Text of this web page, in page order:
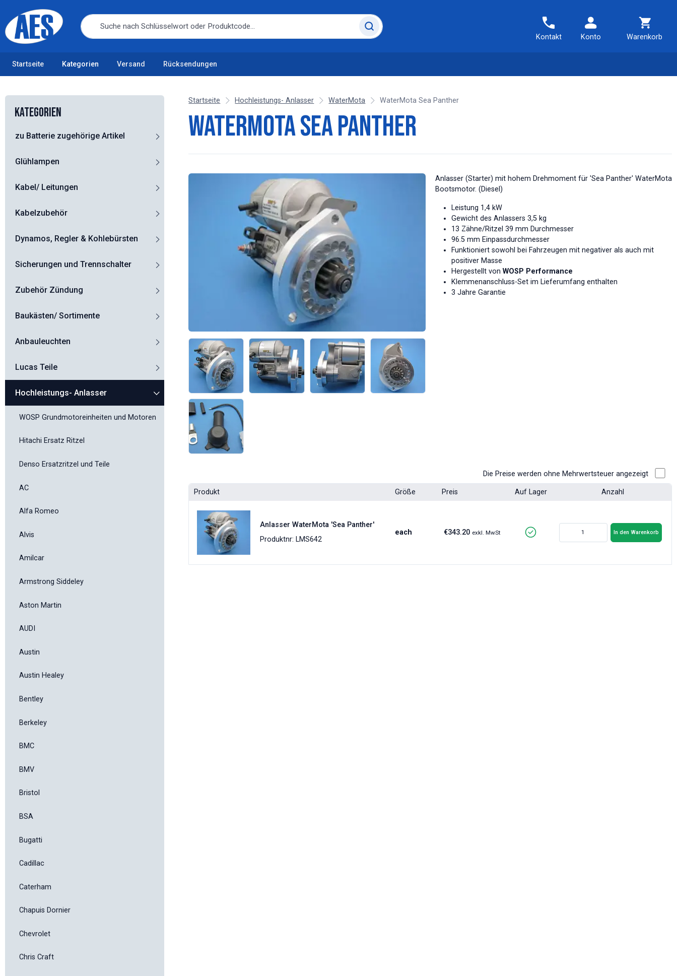
Kontakt Konto Warenkorb
Startseite Kategorien Versand Rücksendungen
Kategorien
zu Batterie zugehörige Artikel
Glühlampen
Kabel/ Leitungen
Kabelzubehör
Dynamos, Regler & Kohlebürsten
Sicherungen und Trennschalter
Zubehör Zündung
Baukästen/ Sortimente
Anbauleuchten
Lucas Teile
Hochleistungs- Anlasser
WOSP Grundmotoreinheiten und Motoren
Hitachi Ersatz Ritzel
Denso Ersatzritzel und Teile
AC
Alfa Romeo
Alvis
Amilcar
Armstrong Siddeley
Aston Martin
AUDI
Austin
Austin Healey
Bentley
Berkeley
BMC
BMV
Bristol
BSA
Bugatti
Cadillac
Caterham
Chapuis Dornier
Chevrolet
Chris Craft
Startseite Hochleistungs- Anlasser WaterMota WaterMota Sea Panther
WaterMota Sea Panther
Anlasser (Starter) mit hohem Drehmoment für 'Sea Panther' WaterMota
Bootsmotor. (Diesel)
Leistung 1,4 kW
Gewicht des Anlassers 3,5 kg
13 Zähne/Ritzel 39 mm Durchmesser
96.5 mm Einpassdurchmesser
Funktioniert sowohl bei Fahrzeugen mit negativer als auch mit
positiver Masse
Hergestellt von WOSP Performance
Klemmenanschluss-Set im Lieferumfang enthalten
3 Jahre Garantie
Die Preise werden ohne Mehrwertsteuer angezeigt
Produkt Größe Preis Auf Lager Anzahl
Anlasser WaterMota 'Sea Panther'
Produktnr: LMS642
each €343.20 exkl. MwSt In den Warenkorb